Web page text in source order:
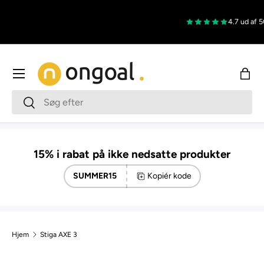
4.7 ud af 5
SøgSøg
Menu
15% i rabat på ikke nedsatte produkter
SUMMER15 Kopiér kode
Hjem Stiga AXE 3